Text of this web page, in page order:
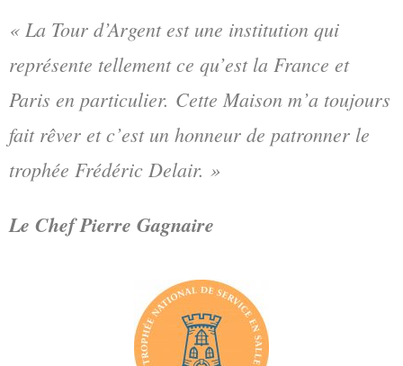
« La Tour d’Argent est une institution qui
représente tellement ce qu’est la France et
Paris en particulier. Cette Maison m’a toujours
fait rêver et c’est un honneur de patronner le
trophée Frédéric Delair. »
Le Chef Pierre Gagnaire